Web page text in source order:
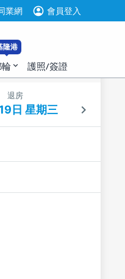
業網 account_circle 會員登入
隆港
expand_more 護照/簽證
退房